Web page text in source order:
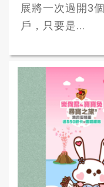
展將一次過開3
戶，只要是...